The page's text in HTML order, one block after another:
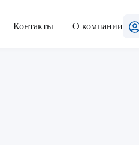
Контакты О компании